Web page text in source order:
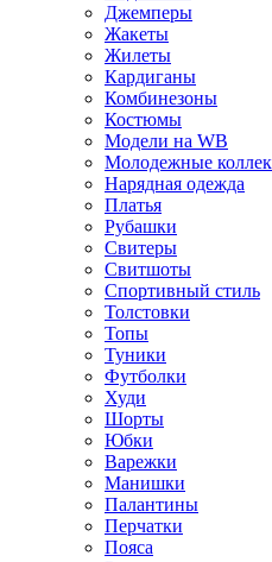
Джемперы
Жакеты
Жилеты
Кардиганы
Комбинезоны
Костюмы
Модели на WB
Молодежные
Нарядная одежда
Платья
Рубашки
Свитеры
Свитшоты
Спортивный стиль
Толстовки
Топы
Туники
Футболки
Худи
Шорты
Юбки
Варежки
Манишки
Палантины
Перчатки
Пояса